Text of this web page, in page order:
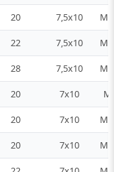
20 7,5x10 M
22 7,5x10 M
28 7,5x10 M
20 7x10 M
20 7x10 M
20 7x10 M